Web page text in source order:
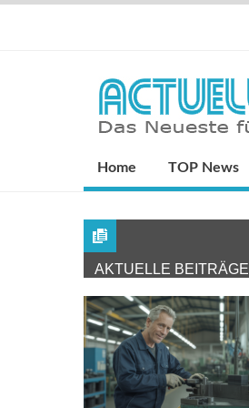
Home TOP News
AKTUELLE BEITRÄGE